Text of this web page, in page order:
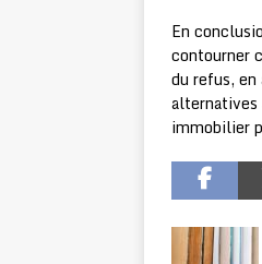
En
contourner
du refus,
alternatives
immobilier